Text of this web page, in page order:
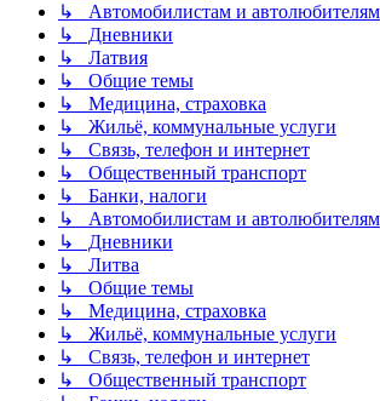
↳ Автомобилистам и автолюбителям
↳ Дневники
↳ Латвия
↳ Общие темы
↳ Медицина, страховка
↳ Жильё, коммунальные услуги
↳ Связь, телефон и интернет
↳ Общественный транспорт
↳ Банки, налоги
↳ Автомобилистам и автолюбителям
↳ Дневники
↳ Литва
↳ Общие темы
↳ Медицина, страховка
↳ Жильё, коммунальные услуги
↳ Связь, телефон и интернет
↳ Общественный транспорт